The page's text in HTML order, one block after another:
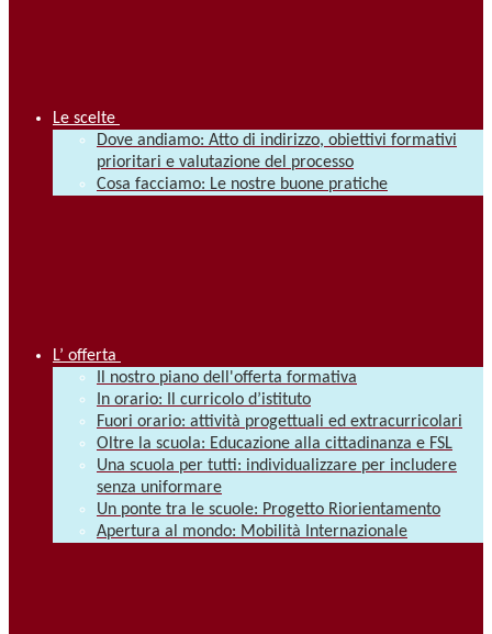
Le scelte
Dove andiamo: Atto di indirizzo, obiettivi formativi
prioritari e valutazione del processo
Cosa facciamo: Le nostre buone pratiche
L’ offerta
Il nostro piano dell'offerta formativa
In orario: Il curricolo d’istituto
Fuori orario: attività progettuali ed extracurricolari
Oltre la scuola: Educazione alla cittadinanza e FSL
Una scuola per tutti: individualizzare per includere
senza uniformare
Un ponte tra le scuole: Progetto Riorientamento
Apertura al mondo: Mobilità Internazionale